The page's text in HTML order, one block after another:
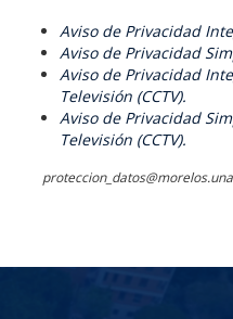
Aviso de Privacidad
Aviso de Privacidad
Aviso de Privacidad
Televisión (CCTV).
Aviso de Privacidad
Televisión (CCTV).